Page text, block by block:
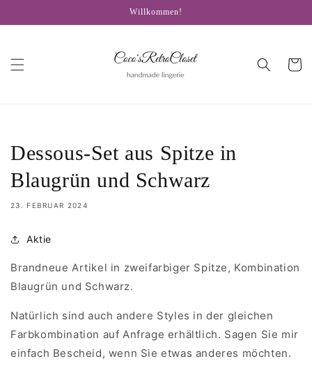
Inhalt
Willkommen!
Dessous-Set aus Spitze in
Blaugrün und Schwarz
23. FEBRUAR 2024
Aktie
Brandneue Artikel in zweifarbiger Spitze, Kombination
Blaugrün und Schwarz.
Natürlich sind auch andere Styles in der gleichen
Farbkombination auf Anfrage erhältlich. Sagen Sie mir
einfach Bescheid, wenn Sie etwas anderes möchten.